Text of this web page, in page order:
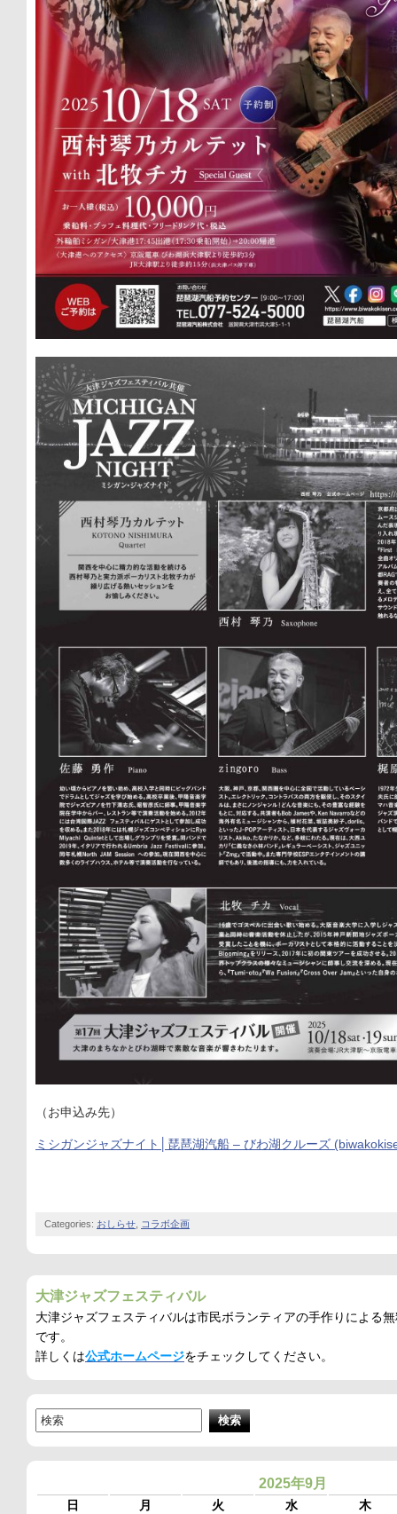
（お申込み先）
ミシガンジャズナイト│琵琶湖汽船 – びわ湖クルーズ
Categories: おしらせ コラボ企画
大津ジャズフェスティバル
大津ジャズフェスティバルは市民ボランティアの手作りによる
です。
詳しくは公式ホームページをチェックしてください。
2025年9月
日 月 火 水 木